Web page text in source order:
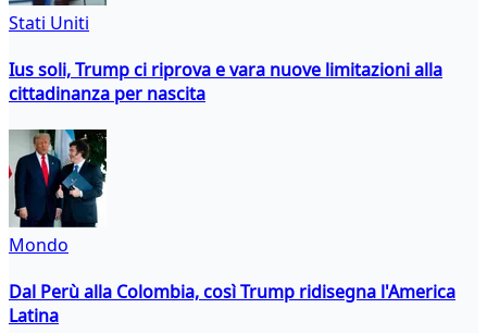
Stati Uniti
Ius soli, Trump ci riprova e vara nuove limitazioni alla
cittadinanza per nascita
Mondo
Dal Perù alla Colombia, così Trump ridisegna l'America
Latina